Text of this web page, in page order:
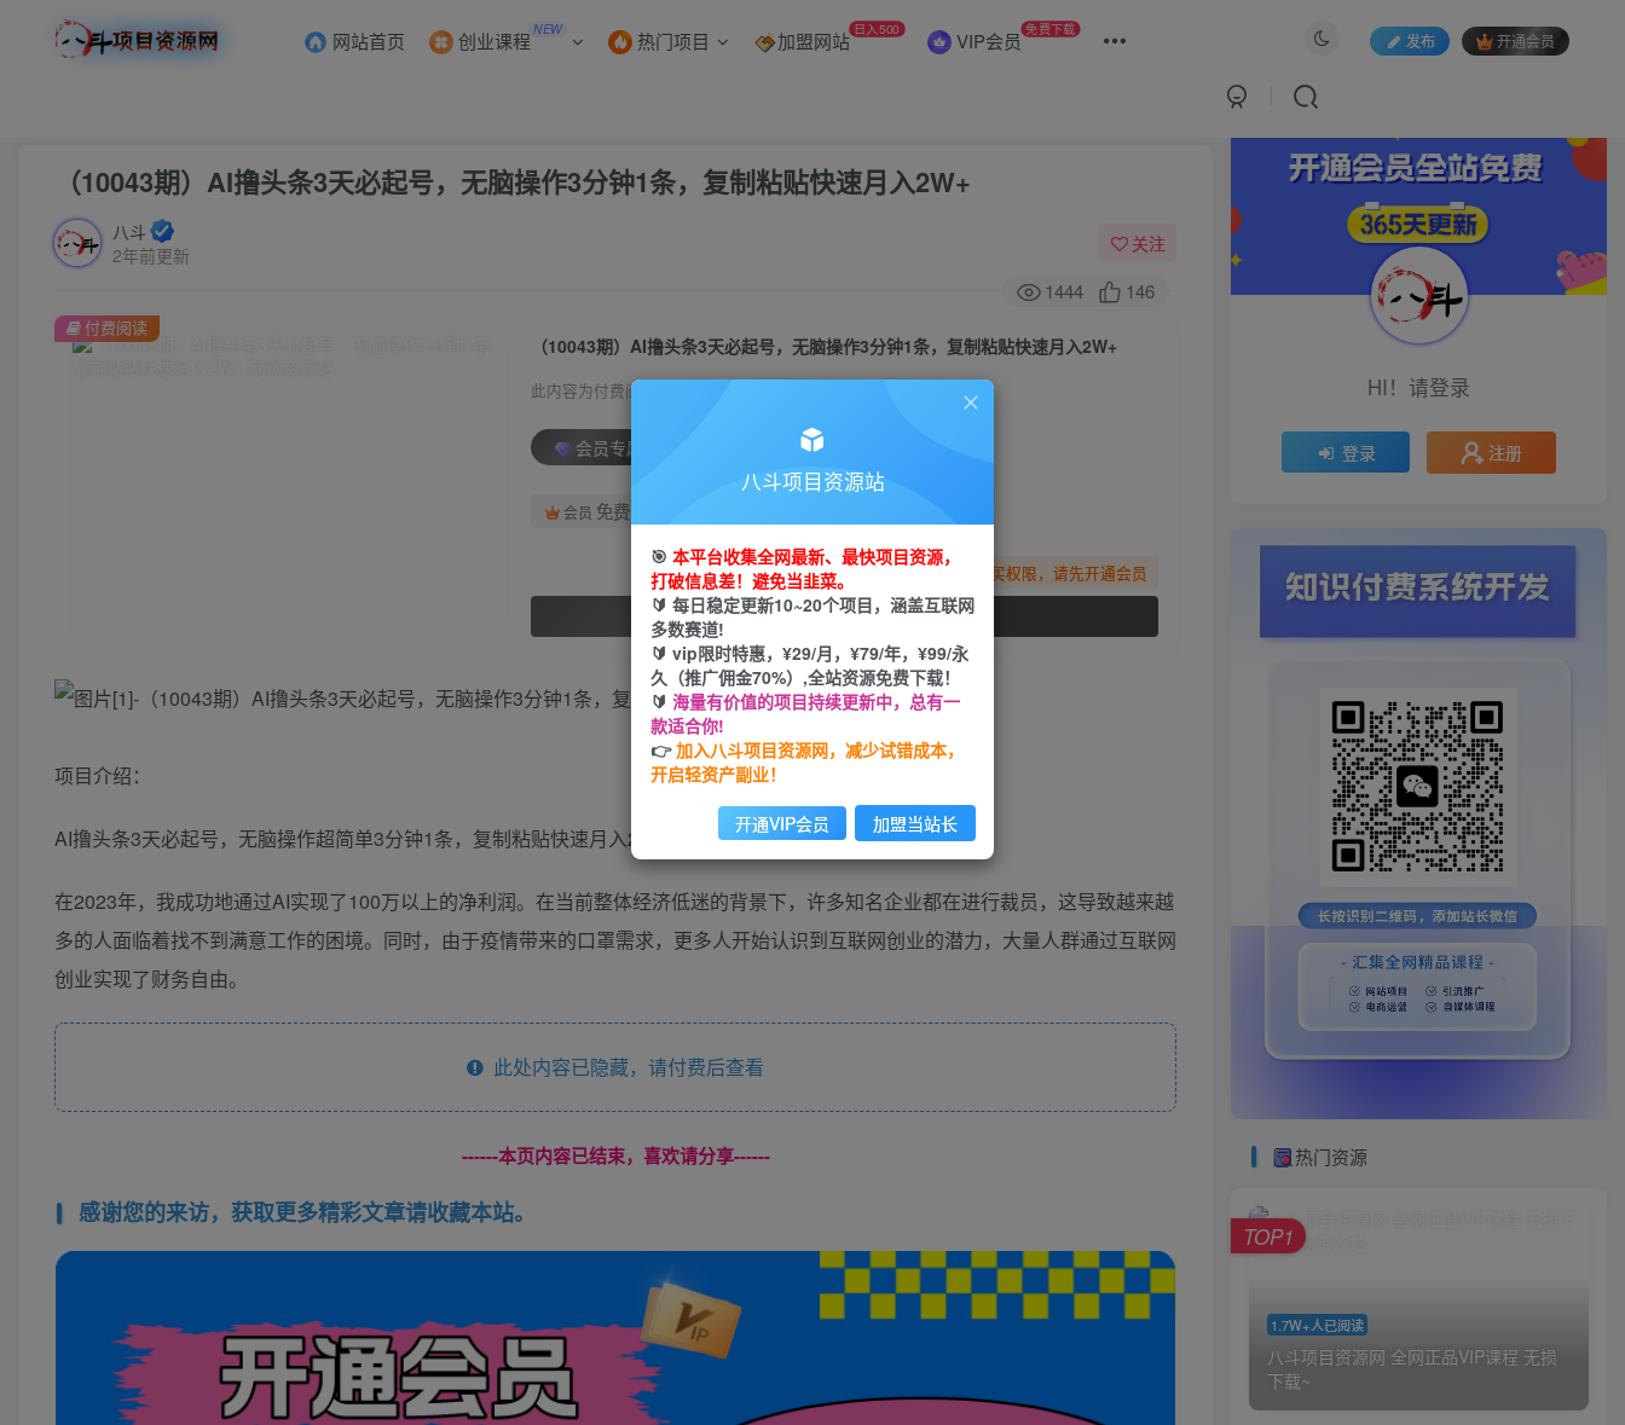
网站首页 创业课程 NEW 热门项目 加盟网站 日入500 VIP会员 免费下载
发布 开通会员
（10043期）AI撸头条3天必起号，无脑操作3分钟1条，复制粘贴快速月入2W+
八斗
2年前更新
关注
1444 146
（10043期）AI撸头条3天必起号，无脑操作3分钟1条，复制粘贴快速月入2W+
此内容为付费阅读，请付费后查看
会员专属资源
会员 免费
您暂无购买权限，请先开通会员
开通会员
付费阅读
项目介绍：
AI撸头条3天必起号，无脑操作超简单3分钟1条，复制粘贴快速月入2W+。
在2023年，我成功地通过AI实现了100万以上的净利润。在当前整体经济低迷的背景下，许多知名企业都在进行裁员，这导致越来越
多的人面临着找不到满意工作的困境。同时，由于疫情带来的口罩需求，更多人开始认识到互联网创业的潜力，大量人群通过互联网
创业实现了财务自由。
此处内容已隐藏，请付费后查看
------本页内容已结束，喜欢请分享------
感谢您的来访，获取更多精彩文章请收藏本站。
HI！请登录
登录 注册
热门资源
1.7W+人已阅读
八斗项目资源网 全网正品VIP课程 无损
下载~
TOP1
八斗项目资源站
🎯 本平台收集全网最新、最快项目资源，
打破信息差！避免当韭菜。
🔰 每日稳定更新10~20个项目，涵盖互联网
多数赛道!
🔰 vip限时特惠，¥29/月，¥79/年，¥99/永
久（推广佣金70%）,全站资源免费下载！
🔰 海量有价值的项目持续更新中，总有一
款适合你!
👉加入八斗项目资源网，减少试错成本，
开启轻资产副业！
开通VIP会员 加盟当站长